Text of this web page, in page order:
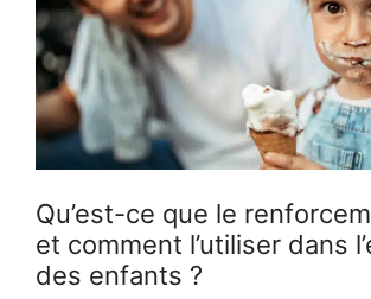
Qu’est-ce que le
et comment l’utiliser dans
des enfants ?